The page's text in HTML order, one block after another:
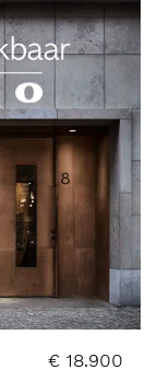
€ 18.900